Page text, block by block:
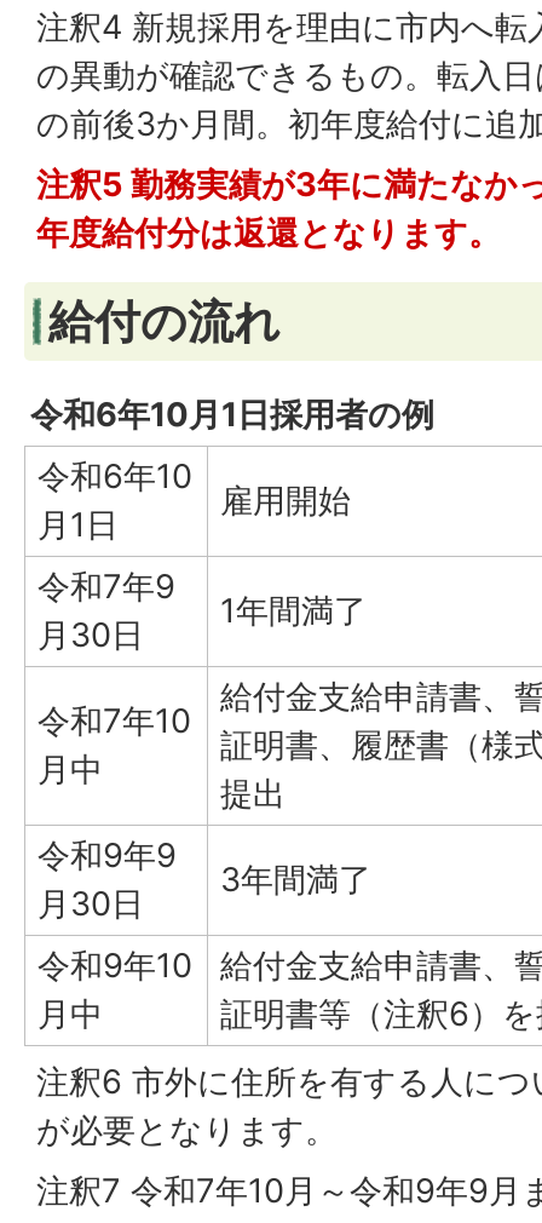
注釈4 新規採用を理由に市内へ
の異動が確認できるもの。転入
の前後3か月間。初年度給付に追
注釈5 勤務実績が3年に満たなか
年度給付分は返還となります。
給付の流れ
令和6年10月1日採用者の例
令和6年10
月1日
雇用開始
令和7年9
月30日
1年間満了
令和7年10
月中
給付金支給申請書、
証明書、履歴書（様
提出
令和9年9
月30日
3年間満了
令和9年10
月中
給付金支給申請書、
証明書等（注釈6）
注釈6 市外に住所を有する人に
が必要となります。
注釈7 令和7年10月～令和9年9月